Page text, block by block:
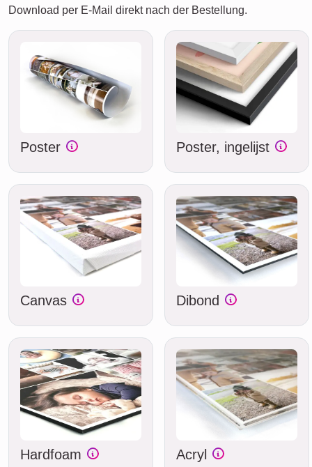
Download per E-Mail direkt nach der Bestellung.
Poster Poster, ingelijst
Canvas Dibond
Hardfoam Acryl